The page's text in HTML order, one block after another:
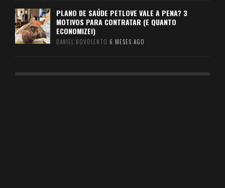
PLANO DE SAÚDE PETLOVE VALE A PENA? 3
MOTIVOS PARA CONTRATAR (E QUANTO
ECONOMIZEI)
DANIEL BOVOLENTO 6 MESES AGO